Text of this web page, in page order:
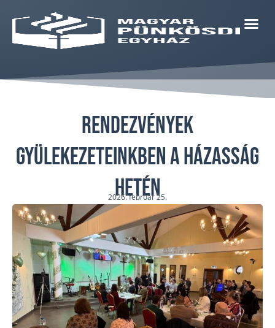
Rendezvények
gyülekezeteinkben a Házasság
hetén
2026. február 25.